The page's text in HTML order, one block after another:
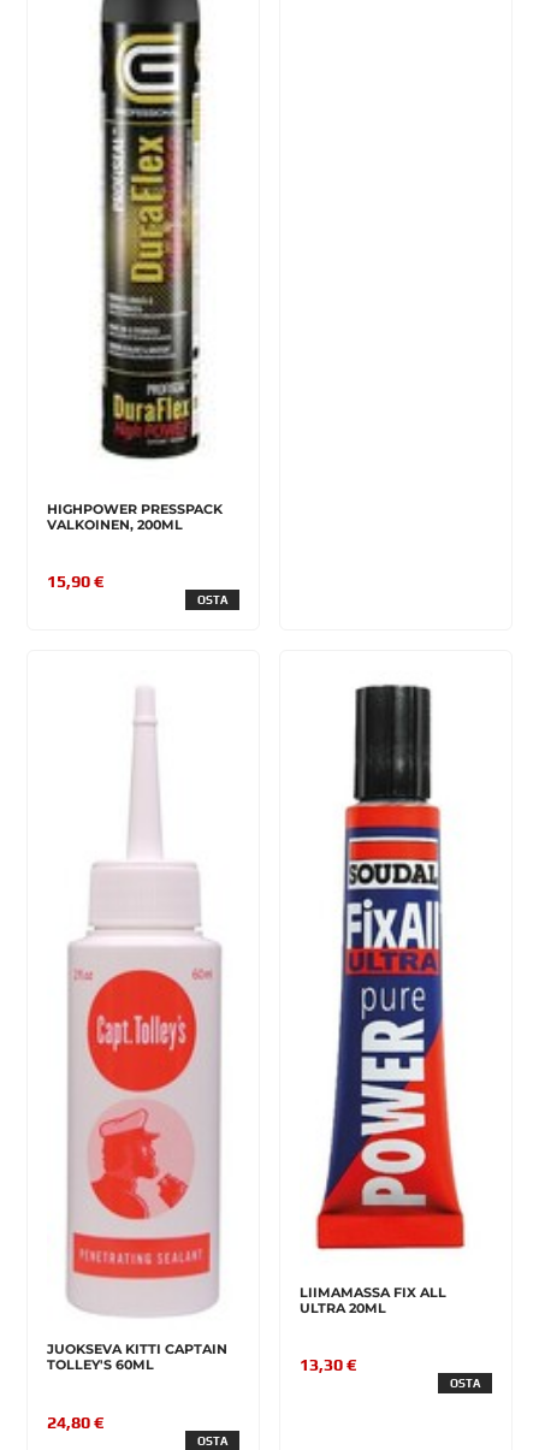
HIGHPOWER PRESSPACK
VALKOINEN, 200ML
15,90 €
OSTA
JUOKSEVA KITTI CAPTAIN
TOLLEY'S 60ML
24,80 €
OSTA
LIIMAMASSA FIX ALL
ULTRA 20ML
13,30 €
OSTA